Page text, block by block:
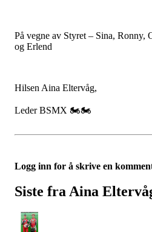
På vegne av Styret – Sina,
og Erlend
Hilsen Aina Eltervåg,
Leder BSMX 🏍️🏍️
Logg inn for å skrive en
Siste fra Aina